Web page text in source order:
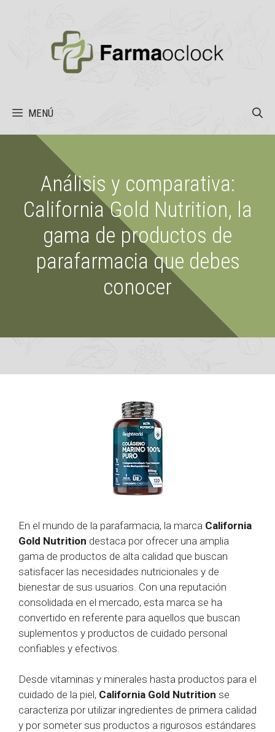
MENÚ
Análisis y comparativa:
California Gold Nutrition, la
gama de productos de
parafarmacia que debes
conocer
En el mundo de la parafarmacia, la marca California
Gold Nutrition destaca por ofrecer una amplia
gama de productos de alta calidad que buscan
satisfacer las necesidades nutricionales y de
bienestar de sus usuarios. Con una reputación
consolidada en el mercado, esta marca se ha
convertido en referente para aquellos que buscan
suplementos y productos de cuidado personal
confiables y efectivos.
Desde vitaminas y minerales hasta productos para el
cuidado de la piel, California Gold Nutrition se
caracteriza por utilizar ingredientes de primera calidad
y por someter sus productos a rigurosos estándares